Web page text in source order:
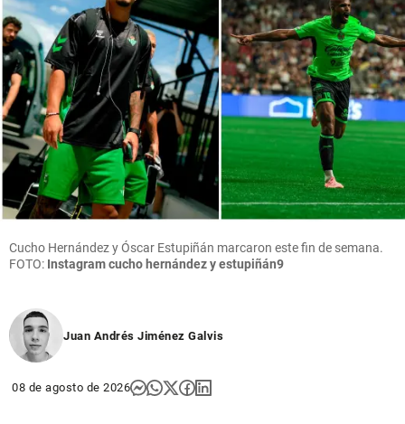
Cucho Hernández y Óscar Estupiñán marcaron este fin de semana.
FOTO: Instagram cucho hernández y estupiñán9
Juan Andrés Jiménez Galvis
08 de agosto de 2026